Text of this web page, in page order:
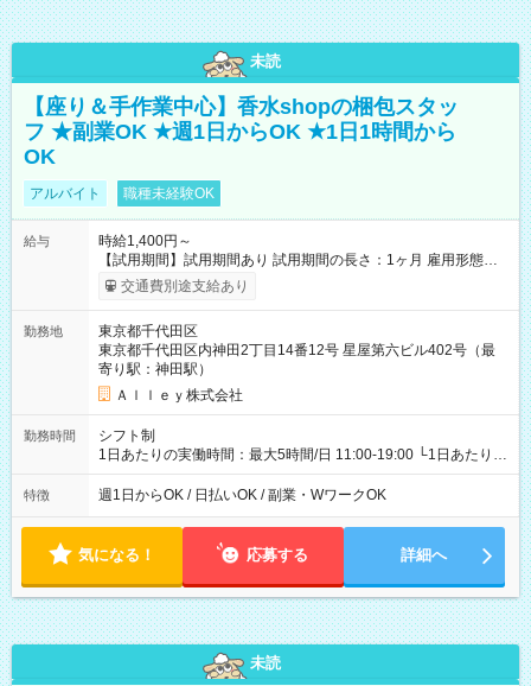
未読
【座り＆手作業中心】香水shopの梱包スタッ
フ ★副業OK ★週1日からOK ★1日1時間から
OK
アルバイト 職種未経験OK
給与
時給1,400円～
【試用期間】試用期間あり 試用期間の長さ：1ヶ月 雇用形態、
給与は本採用時と同じです。
交通費別途支給あり
勤務地
東京都千代田区
東京都千代田区内神田2丁目14番12号 星屋第六ビル402号（最
寄り駅：神田駅）
Ａｌｌｅｙ株式会社
勤務時間
シフト制
1日あたりの実働時間：最大5時間/日 11:00-19:00 └1日あたりの
実働時間：1-5時間 └上記の時間帯内であれば、いつでも勤務可
能！ └平日・土曜日の中で、お好きな曜日でご勤務いただけま
18:00 などのように、自由な働き方が可能なお仕事です！
特徴 週1日からOK / 日払いOK / 副業・WワークOK
気になる！ 応募する 詳細へ
未読